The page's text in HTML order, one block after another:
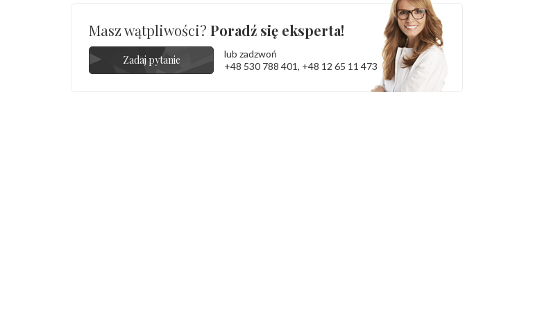
Masz wątpliwości? Poradź się eksperta!
Zadaj pytanie
lub zadzwoń
+48 530 788 401, +48 12 65 11 473